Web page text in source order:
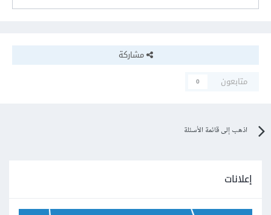
مشاركة
متابعون
0
اذهب إلى قائمة الأسئلة
إعلانات